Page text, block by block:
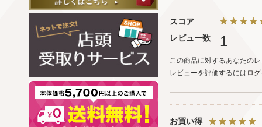
スコア
レビュー数
1
この商品に対するあなたの
レビューを評価するには ロ
お買い得